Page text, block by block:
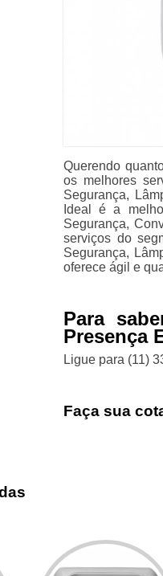
Querendo
os melhores
Segurança,
Ideal é a
Segurança,
serviços do
Segurança,
oferece ágil e
Para
Presença
Ligue para (11)
Faça sua